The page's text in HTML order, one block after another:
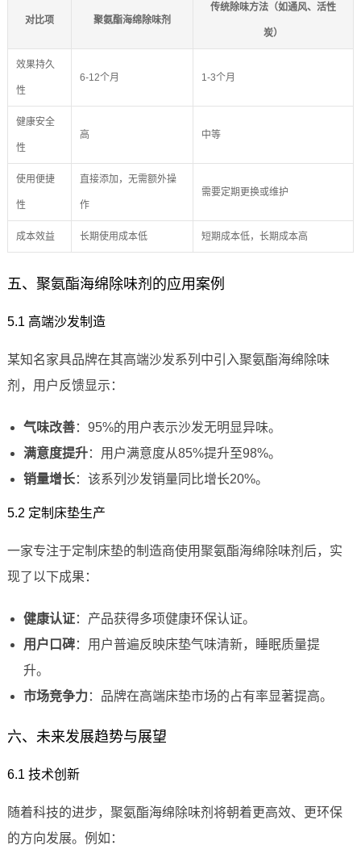
对比项 聚氨酯海绵除味剂
传统除味方法（如通风、活性
炭）
效果持久
性
6-12个月 1-3个月
健康安全
性
高 中等
使用便捷
性
直接添加，无需额外操
作
需要定期更换或维护
成本效益 长期使用成本低 短期成本低，长期成本高
五、聚氨酯海绵除味剂的应用案例
5.1 高端沙发制造
某知名家具品牌在其高端沙发系列中引入聚氨酯海绵除味
剂，用户反馈显示：
气味改善：95%的用户表示沙发无明显异味。
满意度提升：用户满意度从85%提升至98%。
销量增长：该系列沙发销量同比增长20%。
5.2 定制床垫生产
一家专注于定制床垫的制造商使用聚氨酯海绵除味剂后，实
现了以下成果：
健康认证：产品获得多项健康环保认证。
用户口碑：用户普遍反映床垫气味清新，睡眠质量提
升。
市场竞争力：品牌在高端床垫市场的占有率显著提高。
六、未来发展趋势与展望
6.1 技术创新
随着科技的进步，聚氨酯海绵除味剂将朝着更高效、更环保
的方向发展。例如：